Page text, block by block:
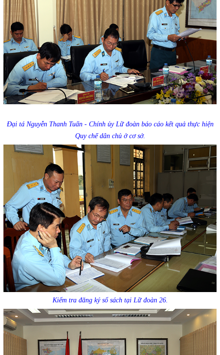
Đại tá Nguyễn Thanh Tuấn - Chính ủy Lữ đoàn báo cáo kết quả thực hiện
Quy chế dân chủ ở cơ sở.
Kiểm tra đăng ký sổ sách tại Lữ đoàn 26.